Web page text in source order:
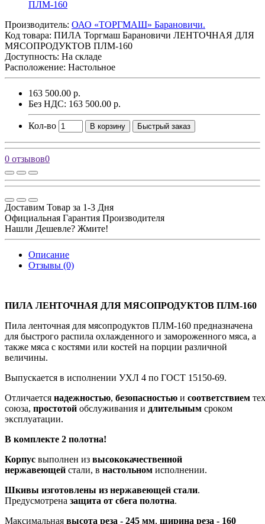
Производитель: ОАО «ТОРГМАШ» Барановичи.
Код товара: ПИЛА Торгмаш Барановичи ЛЕНТОЧНАЯ ДЛЯ
МЯСОПРОДУКТОВ ПЛМ-160
Доступность: На складе
Расположение: Настольное
163 500.00 р.
Без НДС: 163 500.00 р.
Кол-во В корзину Быстрый заказ
0 отзывов0
Доставим Товар за 1-3 Дня
Официальная Гарантия Производителя
Нашли Дешевле? Жмите!
Описание
Отзывы (0)
ПИЛА ЛЕНТОЧНАЯ ДЛЯ МЯСОПРОДУКТОВ ПЛМ-160
Пила ленточная для мясопродуктов ПЛМ-160 предназначена
для быстрого распила охлажденного и замороженного мяса, а
также мяса с костями или костей на порции различной
величины.
Выпускается в исполнении УХЛ 4 по ГОСТ 15150-69.
Отличается надежностью, безопасностью и соответствием
союза, простотой обслуживания и длительным сроком
эксплуатации.
В комплекте 2 полотна!
Корпус выполнен из высококачественной
нержавеющей стали, в настольном исполнении.
Шкивы изготовлены из нержавеющей стали.
Предусмотрена защита от сбега полотна.
Максимальная высота реза - 245 мм, ширина реза - 160